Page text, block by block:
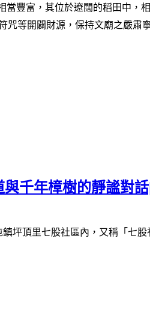
當豐富，其位於遼闊的稻田中
等開闢財源，保持文廟之嚴肅
與千年樟樹的靜謐對
鎮坪頂里七股社區內，又稱「七股